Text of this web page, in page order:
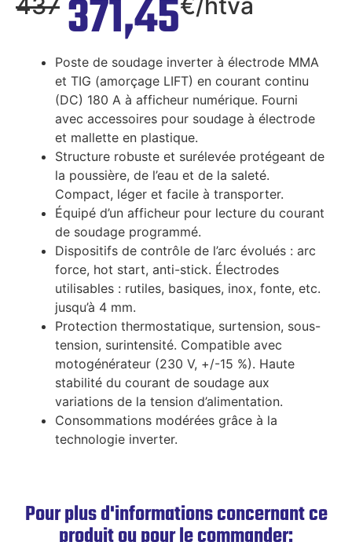
437 371,45€/htva
Poste de soudage inverter à électrode MMA
et TIG (amorçage LIFT) en courant continu
(DC) 180 A à afficheur numérique. Fourni
avec accessoires pour soudage à électrode
et mallette en plastique.
Structure robuste et surélevée protégeant de
la poussière, de l’eau et de la saleté.
Compact, léger et facile à transporter.
Équipé d’un afficheur pour lecture du courant
de soudage programmé.
Dispositifs de contrôle de l’arc évolués : arc
force, hot start, anti-stick. Électrodes
utilisables : rutiles, basiques, inox, fonte, etc.
jusqu’à 4 mm.
Protection thermostatique, surtension, sous-
tension, surintensité. Compatible avec
motogénérateur (230 V, +/-15 %). Haute
stabilité du courant de soudage aux
variations de la tension d’alimentation.
Consommations modérées grâce à la
technologie inverter.
Pour plus d'informations concernant ce